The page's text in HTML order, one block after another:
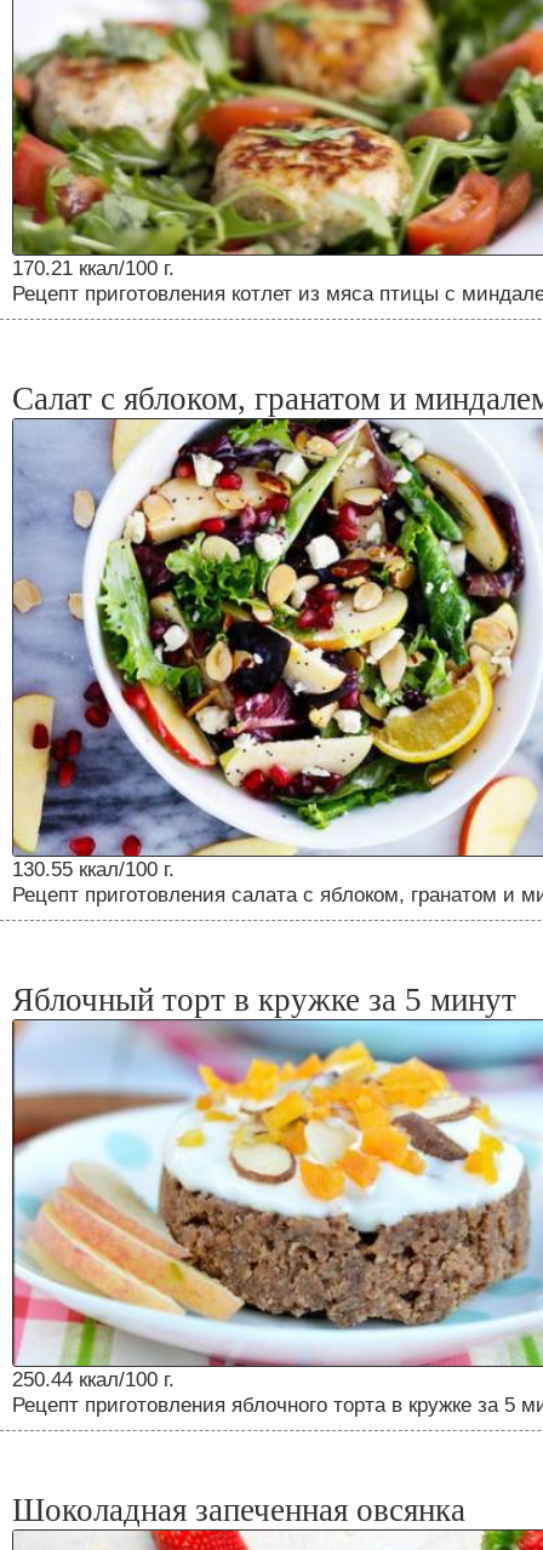
170.21 ккал/100 г.
Рецепт приготовления котлет из мяса птицы с
Салат с яблоком, гранатом и
130.55 ккал/100 г.
Рецепт приготовления салата с яблоком, гранатом и
Яблочный торт в кружке за 5 минут
250.44 ккал/100 г.
Рецепт приготовления яблочного торта в кружке за 5
Шоколадная запеченная овсянка